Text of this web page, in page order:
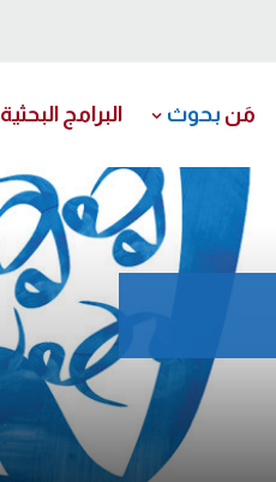
مَن بحوث البرامج البحثية